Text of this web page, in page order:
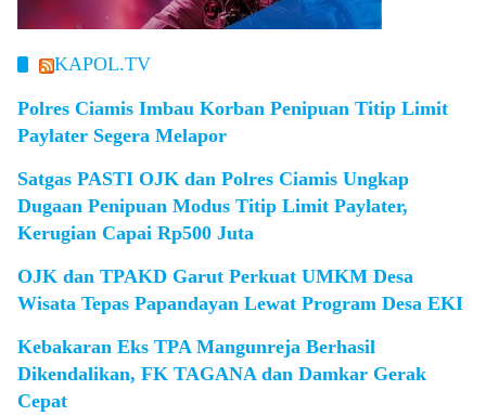
KAPOL.TV
Polres Ciamis Imbau Korban Penipuan Titip Limit
Paylater Segera Melapor
Satgas PASTI OJK dan Polres Ciamis Ungkap
Dugaan Penipuan Modus Titip Limit Paylater,
Kerugian Capai Rp500 Juta
OJK dan TPAKD Garut Perkuat UMKM Desa
Wisata Tepas Papandayan Lewat Program Desa EKI
Kebakaran Eks TPA Mangunreja Berhasil
Dikendalikan, FK TAGANA dan Damkar Gerak
Cepat